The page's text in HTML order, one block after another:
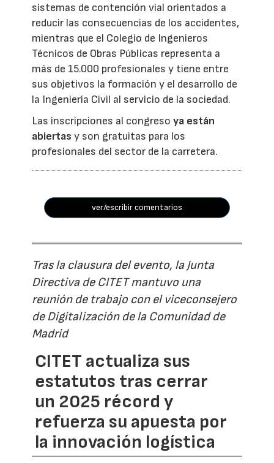
sistemas de contención vial orientados a
reducir las consecuencias de los accidentes,
mientras que el Colegio de Ingenieros
Técnicos de Obras Públicas representa a
más de 15.000 profesionales y tiene entre
sus objetivos la formación y el desarrollo de
la Ingeniería Civil al servicio de la sociedad.
Las inscripciones al congresoya están
abiertas y son gratuitas para los
profesionales del sector de la carretera.
ver/escribir comentarios
Tras la clausura del evento, la Junta
Directiva de CITET mantuvo una
reunión de trabajo con el viceconsejero
de Digitalización de la Comunidad de
Madrid
CITET actualiza sus
estatutos tras cerrar
un 2025 récord y
refuerza su apuesta por
la innovación logística